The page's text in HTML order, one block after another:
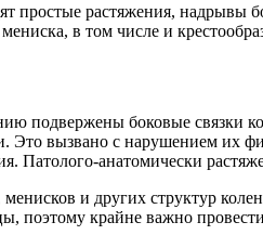
простые растяжения,
в том числе и
подвержены боковые связки
Это вызвано с нарушением их
Патолого-анатомически
менисков и других структур
поэтому крайне важно